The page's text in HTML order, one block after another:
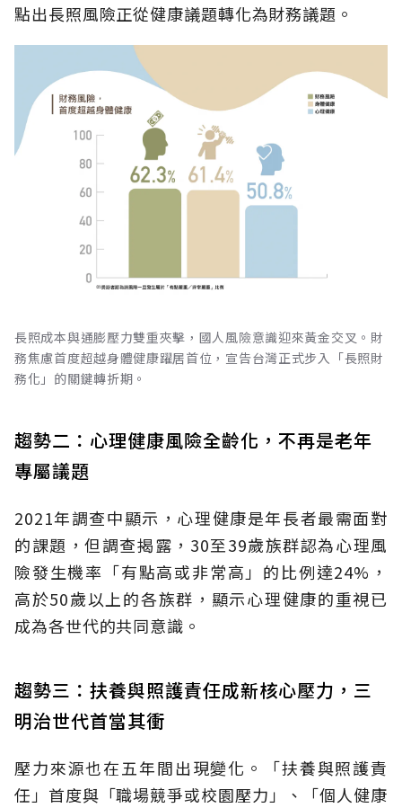
點出長照風險正從健康議題轉化為財務議題。
長照成本與通膨壓力雙重夾擊，國人風險意識迎來黃金交叉。財
務焦慮首度超越身體健康躍居首位，宣告台灣正式步入「長照財
務化」的關鍵轉折期。
趨勢二：心理健康風險全齡化，不再是老年
專屬議題
2021年調查中顯示，心理健康是年長者最需面對
的課題，但調查揭露，30至39歲族群認為心理風
險發生機率「有點高或非常高」的比例達24%，
高於50歲以上的各族群，顯示心理健康的重視已
成為各世代的共同意識。
趨勢三：扶養與照護責任成新核心壓力，三
明治世代首當其衝
壓力來源也在五年間出現變化。「扶養與照護責
任」首度與「職場競爭或校園壓力」、「個人健康